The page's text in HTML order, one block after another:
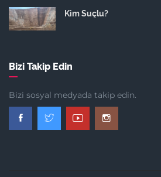
Kim Suçlu?
Bizi Takip Edin
Bizi sosyal medyada takip edin.